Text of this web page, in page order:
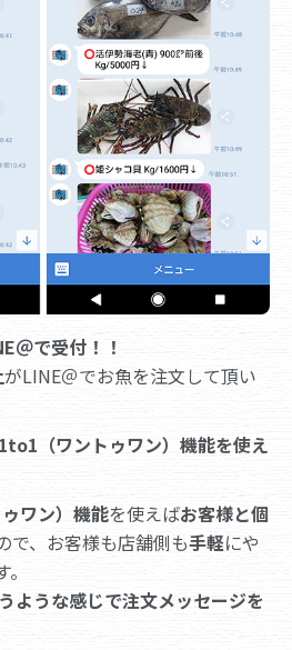
＠で受付！！
がLINE＠でお魚を注文して頂い
（ワントゥワン）機能を使え
ワン）機能を使えばお客様と個
で、お客様も店舗側も手軽にや
ような感じで注文メッセージを